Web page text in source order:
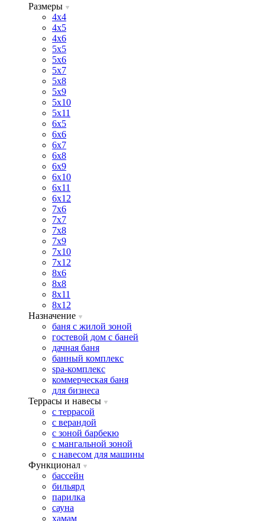
Размеры
4х4
4х5
4х6
5х5
5х6
5х7
5х8
5х9
5х10
5х11
6х5
6х6
6х7
6х8
6х9
6х10
6х11
6х12
7х6
7х7
7х8
7х9
7х10
7х12
8х6
8х8
8х11
8х12
Назначение
баня с жилой зоной
гостевой дом с баней
дачная баня
банный комплекс
spa-комплекс
коммерческая баня
для бизнеса
Террасы и навесы
с террасой
с верандой
с зоной барбекю
с мангальной зоной
с навесом для машины
Функционал
бассейн
бильярд
парилка
сауна
хамам